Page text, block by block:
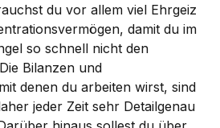
du vor allem viel Ehrgeiz
damit du im
so schnell nicht den
Bilanzen und
denen du arbeiten wirst, sind
jeder Zeit sehr Detailgenau